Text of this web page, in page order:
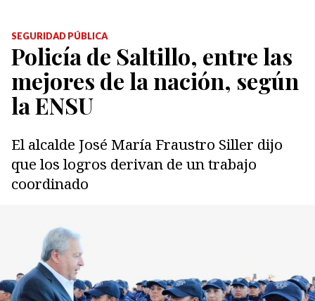
SEGURIDAD PÚBLICA
Policía de Saltillo, entre las
mejores de la nación, según
la ENSU
El alcalde José María Fraustro Siller dijo
que los logros derivan de un trabajo
coordinado